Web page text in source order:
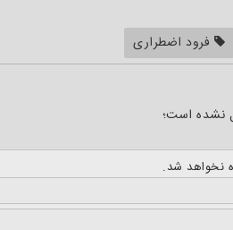
فرود اضطراری
نشده است؛
نخواهد شد.